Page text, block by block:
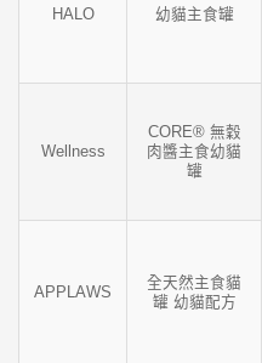
HALO 幼貓主食罐
Wellness
CORE® 無穀
肉醬主食幼貓
罐
APPLAWS
全天然主食貓
罐 幼貓配方